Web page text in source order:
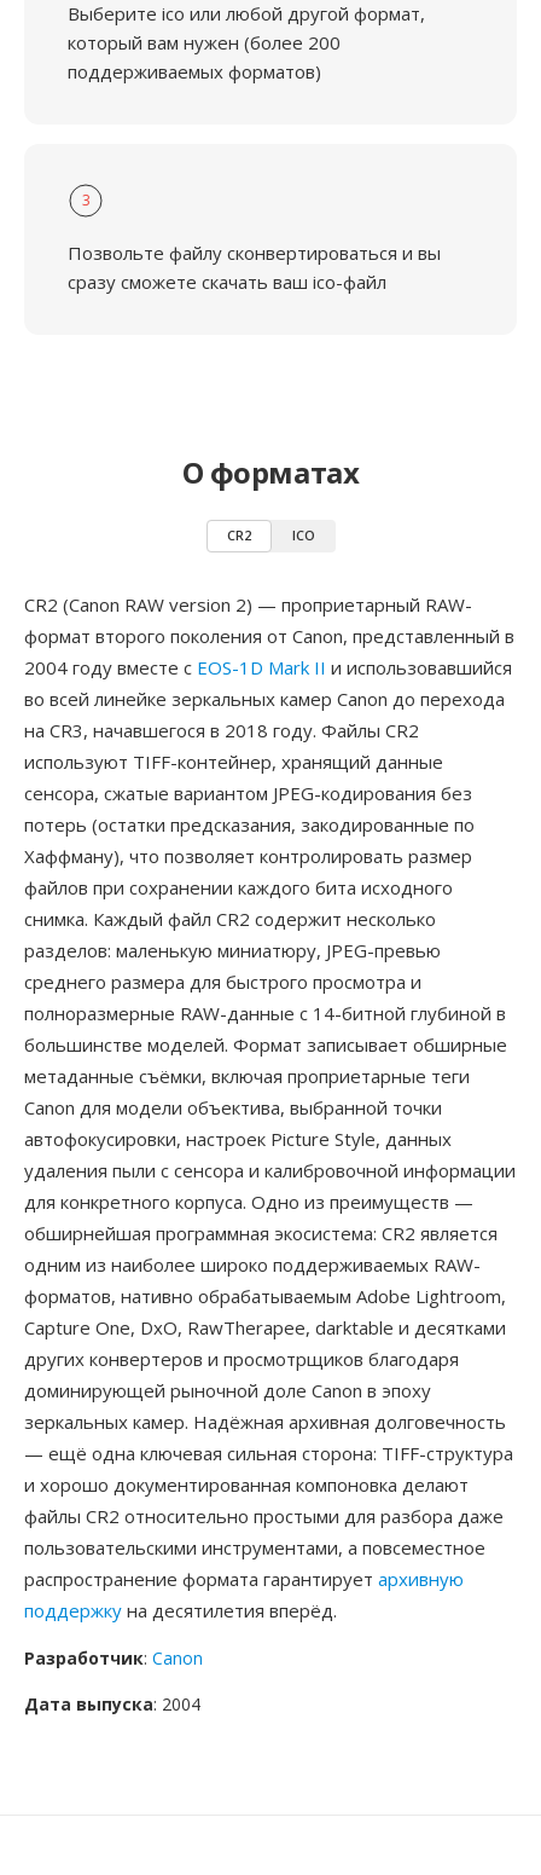
Выберите ico или любой другой формат,
который вам нужен (более 200
поддерживаемых форматов)
3
Позвольте файлу сконвертироваться и вы
сразу сможете скачать ваш ico-файл
О форматах
CR2 ICO
CR2 (Canon RAW version 2) — проприетарный RAW-
формат второго поколения от Canon, представленный в
2004 году вместе с EOS-1D Mark II и использовавшийся
во всей линейке зеркальных камер Canon до перехода
на CR3, начавшегося в 2018 году. Файлы CR2
используют TIFF-контейнер, хранящий данные
сенсора, сжатые вариантом JPEG-кодирования без
потерь (остатки предсказания, закодированные по
Хаффману), что позволяет контролировать размер
файлов при сохранении каждого бита исходного
снимка. Каждый файл CR2 содержит несколько
разделов: маленькую миниатюру, JPEG-превью
среднего размера для быстрого просмотра и
полноразмерные RAW-данные с 14-битной глубиной в
большинстве моделей. Формат записывает обширные
метаданные съёмки, включая проприетарные теги
Canon для модели объектива, выбранной точки
автофокусировки, настроек Picture Style, данных
удаления пыли с сенсора и калибровочной информации
для конкретного корпуса. Одно из преимуществ —
обширнейшая программная экосистема: CR2 является
одним из наиболее широко поддерживаемых RAW-
форматов, нативно обрабатываемым Adobe Lightroom,
Capture One, DxO, RawTherapee, darktable и десятками
других конвертеров и просмотрщиков благодаря
доминирующей рыночной доле Canon в эпоху
зеркальных камер. Надёжная архивная долговечность
— ещё одна ключевая сильная сторона: TIFF-структура
и хорошо документированная компоновка делают
файлы CR2 относительно простыми для разбора даже
пользовательскими инструментами, а повсеместное
распространение формата гарантирует архивную
поддержку на десятилетия вперёд.
Разработчик: Canon
Дата выпуска: 2004